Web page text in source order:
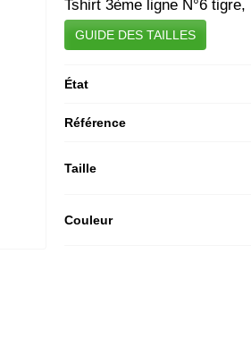
Tshirt 3ème ligne N°6
GUIDE DES TAILLES
État
Référence
Taille
Couleur